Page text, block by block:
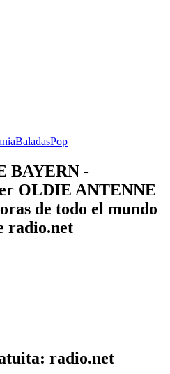
BaladasPop
BAYERN -
OLDIE ANTENNE
de todo el mundo
radio.net
radio.net